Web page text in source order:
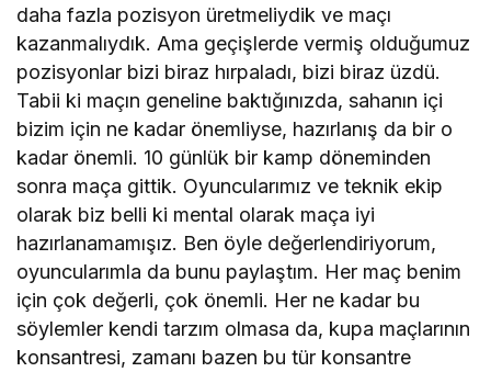
daha fazla pozisyon üretmeliydik ve maçı
kazanmalıydık. Ama geçişlerde vermiş olduğumuz
pozisyonlar bizi biraz hırpaladı, bizi biraz üzdü.
Tabii ki maçın geneline baktığınızda, sahanın içi
bizim için ne kadar önemliyse, hazırlanış da bir o
kadar önemli. 10 günlük bir kamp döneminden
sonra maça gittik. Oyuncularımız ve teknik ekip
olarak biz belli ki mental olarak maça iyi
hazırlanamamışız. Ben öyle değerlendiriyorum,
oyuncularımla da bunu paylaştım. Her maç benim
için çok değerli, çok önemli. Her ne kadar bu
söylemler kendi tarzım olmasa da, kupa maçlarının
konsantresi, zamanı bazen bu tür konsantre